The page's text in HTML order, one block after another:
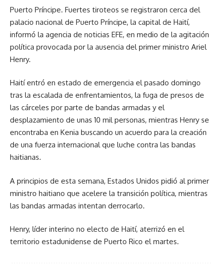
Puerto Príncipe. Fuertes tiroteos se registraron cerca del
palacio nacional de Puerto Príncipe, la capital de Haití,
informó la agencia de noticias EFE, en medio de la agitación
política provocada por la ausencia del primer ministro Ariel
Henry.
Haití entró en estado de emergencia el pasado domingo
tras la escalada de enfrentamientos, la fuga de presos de
las cárceles por parte de bandas armadas y el
desplazamiento de unas 10 mil personas, mientras Henry se
encontraba en Kenia buscando un acuerdo para la creación
de una fuerza internacional que luche contra las bandas
haitianas.
A principios de esta semana, Estados Unidos pidió al primer
ministro haitiano que acelere la transición política, mientras
las bandas armadas intentan derrocarlo.
Henry, líder interino no electo de Haití, aterrizó en el
territorio estadunidense de Puerto Rico el martes.